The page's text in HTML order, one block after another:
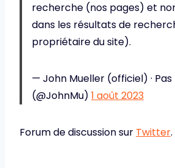
recherche (nos pages) et
dans les résultats de
propriétaire du site).
— John Mueller (officiel) ·
(@JohnMu) 1 août 2023
Forum de discussion sur Twitter.